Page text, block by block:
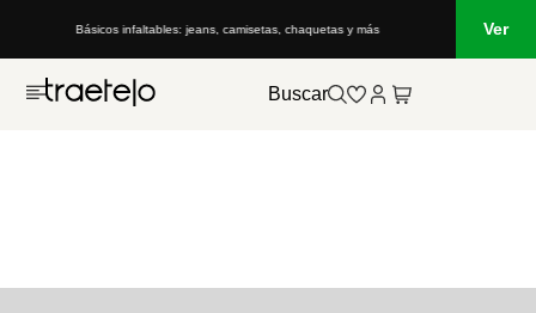
Básicos infaltables: jeans, camisetas, chaquetas y más Ver
Buscar